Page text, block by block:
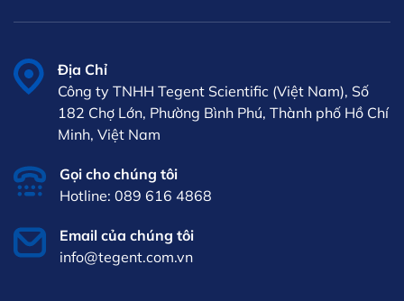
Địa Chỉ
Công ty TNHH Tegent Scientific (Việt Nam), Số
182 Chợ Lớn, Phường Bình Phú, Thành phố Hồ Chí
Minh, Việt Nam
Gọi cho chúng tôi
Hotline: 089 616 4868
Email của chúng tôi
info@tegent.com.vn